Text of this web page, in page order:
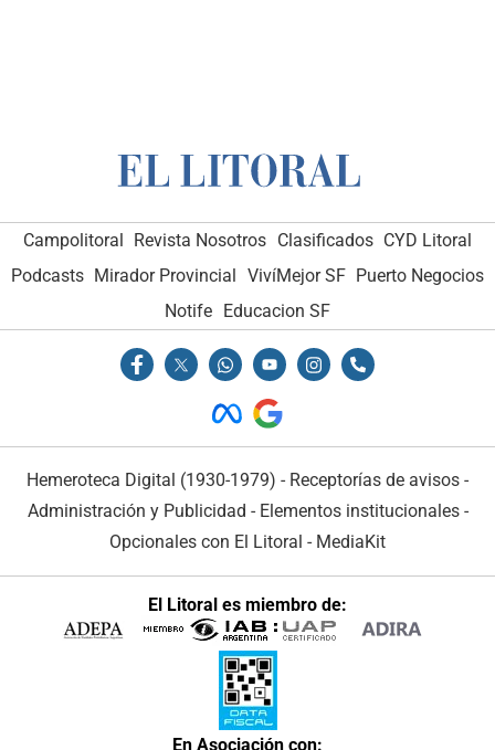
Campolitoral Revista Nosotros Clasificados CYD Litoral
Podcasts Mirador Provincial VivíMejor SF Puerto Negocios
Notife Educacion SF
Hemeroteca Digital (1930-1979) - Receptorías de avisos -
Administración y Publicidad - Elementos institucionales-
Opcionales con El Litoral - MediaKit
El Litoral es miembro de:
En Asociación con: